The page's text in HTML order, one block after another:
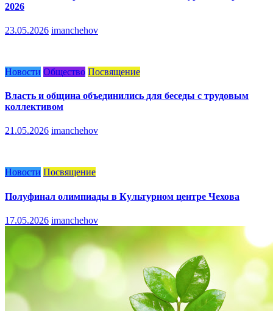
2026
23.05.2026 imanchehov
Новости Общество Посвящение
Власть и община объединились для беседы с трудовым
коллективом
21.05.2026 imanchehov
Новости Посвящение
Полуфинал олимпиады в Культурном центре Чехова
17.05.2026 imanchehov